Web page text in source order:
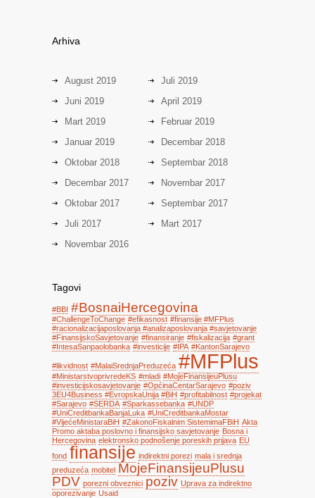
Arhiva
August 2019
Juli 2019
Juni 2019
April 2019
Mart 2019
Februar 2019
Januar 2019
Decembar 2018
Oktobar 2018
Septembar 2018
Decembar 2017
Novembar 2017
Oktobar 2017
Septembar 2017
Juli 2017
Mart 2017
Novembar 2016
Tagovi
#BBI #BosnaiHercegovina
#ChallengeToChange #efikasnost #finansije #MFPlus
#racionalizacijaposlovanja #analizaposlovanja #savjetovanje
#FinansijskoSavjetovanje #finansiranje #fiskalizacija #grant
#IntesaSanpaolobanka #investicije #IPA #KantonSarajevo
#likvidnost #MalaiSrednjaPreduzeća #MFPlus
#MinistarstvoprivredeKS #mladi #MojeFinansijeuPlusu
#investicijskosavjetovanje #OpćinaCentarSarajevo #poziv
3EU4Business #EvropskaUnija #BiH #profitabilnost #projekat
#Sarajevo #SERDA #Sparkassebanka #UNDP
#UniCreditbankaBanjaLuka #UniCreditbankaMostar
#VijećeMinistaraBiH #ZakonoFiskalnim SistemimaFBiH Akta
Promo aktaba poslovno i finansijsko savjetovanje Bosna i
Hercegovina elektronsko podnošenje poreskih prijava EU
fond finansije indirektni porezi mala i srednja
preduzeća mobitel MojeFinansijeuPlusu
PDV porezni obveznici poziv Uprava za indirektno
oporezivanje Usaid